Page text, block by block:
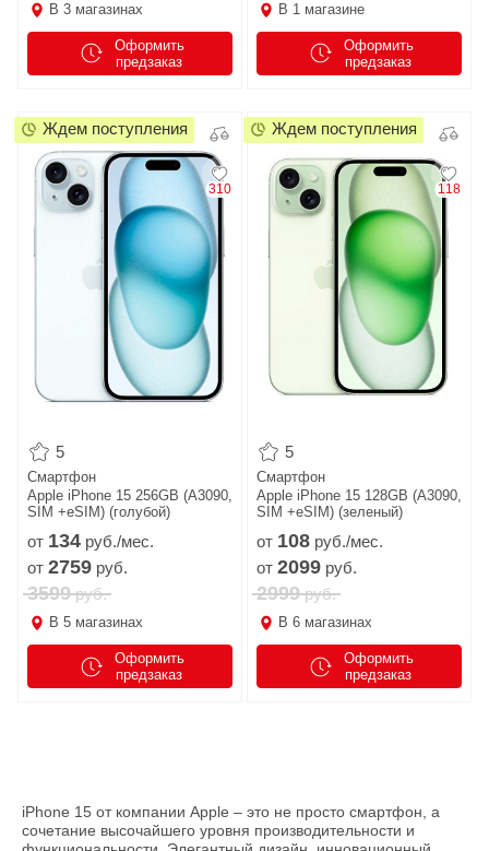
В 3 магазинах
Оформить
предзаказ
В 1 магазине
Оформить
предзаказ
310
5
Смартфон
Apple iPhone 15 256GB (A3090,
SIM +eSIM) (голубой)
от 134 руб./мес.
от 2759 руб.
3599руб.
В 5 магазинах
Оформить
предзаказ
Ждем поступления
118
5
Смартфон
Apple iPhone 15 128GB (A3090,
SIM +eSIM) (зеленый)
от 108 руб./мес.
от 2099 руб.
2999руб.
В 6 магазинах
Оформить
предзаказ
Ждем поступления
iPhone 15 от компании Apple – это не просто смартфон, а
сочетание высочайшего уровня производительности и